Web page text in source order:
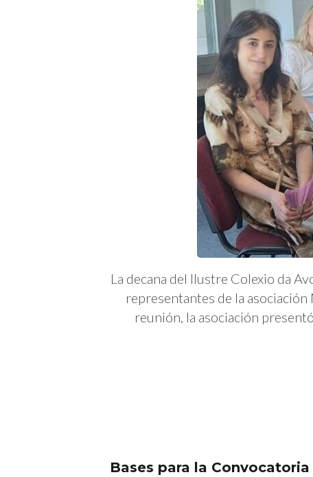
La decana del Ilustre Colexio da
representantes de la
reunión, la asociación
Bases para la